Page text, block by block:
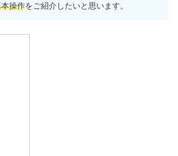
操作をご紹介したいと思います。